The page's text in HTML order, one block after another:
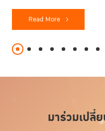
Read More
มาร่วมเปลี่